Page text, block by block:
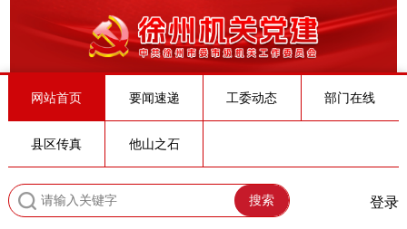
网站首页 要闻速递 工委动态 部门在线
县区传真 他山之石
搜索 登录